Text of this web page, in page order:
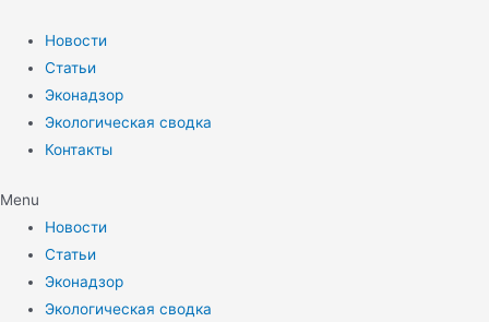
содержимому
Новости
Статьи
Эконадзор
Экологическая сводка
Контакты
Menu
Новости
Статьи
Эконадзор
Экологическая сводка